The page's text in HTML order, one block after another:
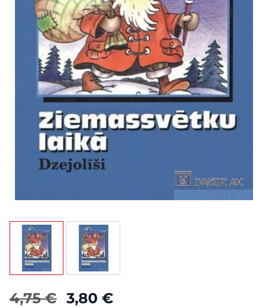
View larger imageView larger image
4,75 € 3,80 €